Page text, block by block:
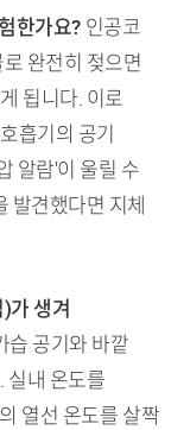
한가요?인공코
완전히 젖으면
됩니다. 이로
흡기의 공기
알람'이 울릴 수
발견했다면 지체
가 생겨
습 공기와 바깥
실내 온도를
열선 온도를 살짝